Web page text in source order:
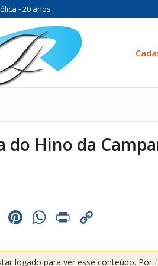
- 20 anos
do Hino da
X Pinterest
WhatsApp
Print
logado para ver esse conteúdo. Por